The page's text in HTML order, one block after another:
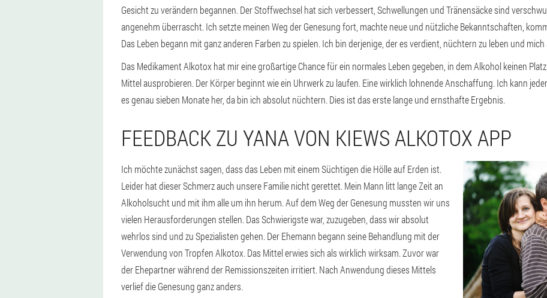
Gesicht zu verändern begannen. Der Stoffwechsel hat sich verbessert, Schwellungen und Tränensäcke sind
angenehm überrascht. Ich setzte meinen Weg der Genesung fort, machte neue und nützliche Bekanntschaften,
Das Leben begann mit ganz anderen Farben zu spielen. Ich bin derjenige, der es verdient, nüchtern zu leben und
Das Medikament Alkotox hat mir eine großartige Chance für ein normales Leben gegeben, in dem Alkohol keinen
Mittel ausprobieren. Der Körper beginnt wie ein Uhrwerk zu laufen. Eine wirklich lohnende Anschaffung. Ich kann
es genau sieben Monate her, da bin ich absolut nüchtern. Dies ist das erste lange und ernsthafte Ergebnis.
FEEDBACK ZU YANA VON KIEWS ALKOTOX APP
Ich möchte zunächst sagen, dass das Leben mit einem Süchtigen die Hölle auf Erden ist.
Leider hat dieser Schmerz auch unsere Familie nicht gerettet. Mein Mann litt lange Zeit an
Alkoholsucht und mit ihm alle um ihn herum. Auf dem Weg der Genesung mussten wir uns
vielen Herausforderungen stellen. Das Schwierigste war, zuzugeben, dass wir absolut
wehrlos sind und zu Spezialisten gehen. Der Ehemann begann seine Behandlung mit der
Verwendung von Tropfen Alkotox. Das Mittel erwies sich als wirklich wirksam. Zuvor war
der Ehepartner während der Remissionszeiten irritiert. Nach Anwendung dieses Mittels
verlief die Genesung ganz anders.